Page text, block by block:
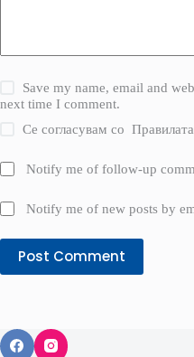
Save my name, email and
next time I comment.
Се согласувам соПравилата
Notify me of follow-up
Notify me of new posts by
Post Comment